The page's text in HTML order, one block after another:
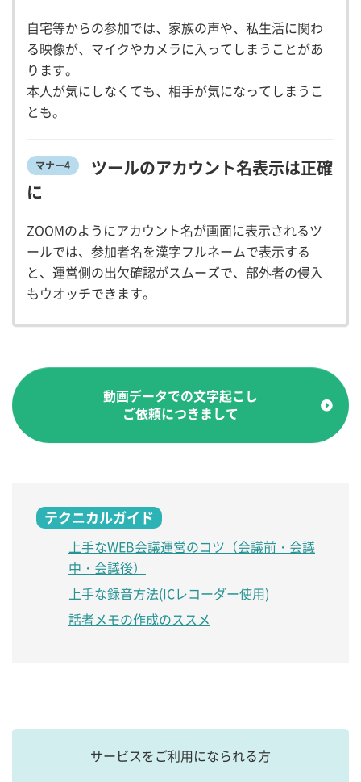
自宅等からの参加では、家族の声や、私生活に関わ
る映像が、マイクやカメラに入ってしまうことがあ
ります。
本人が気にしなくても、相手が気になってしまうこ
とも。
マナー4
ツールのアカウント名表示は正確
に
ZOOMのようにアカウント名が画面に表示されるツ
ールでは、参加者名を漢字フルネームで表示する
と、運営側の出欠確認がスムーズで、部外者の侵入
もウオッチできます。
動画データでの文字起こし
ご依頼につきまして
テクニカルガイド
上手なWEB会議運営のコツ（会議前・会議
中・会議後）
上手な録音方法(ICレコーダー使用)
話者メモの作成のススメ
サービスをご利用になられる方